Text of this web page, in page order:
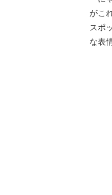
がこ
スポ
な表